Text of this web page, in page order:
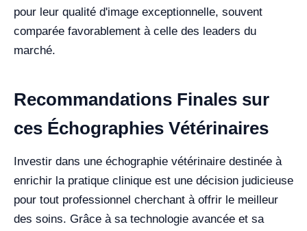
pour leur qualité d'image exceptionnelle, souvent
comparée favorablement à celle des leaders du
marché.
Recommandations Finales sur
ces Échographies Vétérinaires
Investir dans une échographie vétérinaire destinée à
enrichir la pratique clinique est une décision judicieuse
pour tout professionnel cherchant à offrir le meilleur
des soins. Grâce à sa technologie avancée et sa